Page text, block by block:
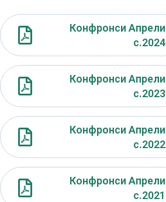
Конфронси Апрели
с.2024
Конфронси Апрели
с.2023
Конфронси Апрели
с.2022
Конфронси Апрели
с.2021